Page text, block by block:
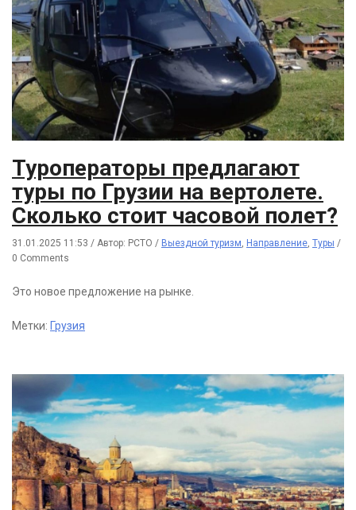
Туроператоры предлагают
туры по Грузии на вертолете.
Сколько стоит часовой полет?
31.01.2025 11:53 / Автор: РСТО / Выездной туризм Направление Туры /
0 Comments
Это новое предложение на рынке.
Метки: Грузия